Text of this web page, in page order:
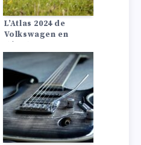
L’Atlas 2024 de
Volkswagen en
Performances,
spécifications,
intérieur et
technologie